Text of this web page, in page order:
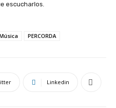
escucharlos.
PERCORDA
Linkedin